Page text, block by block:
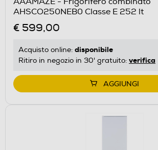
il
Calcolatore
di
energetico
Youreko.
AHSCO250NEB0 Classe E 252 lt
€ 599,00
Acquisto online: disponibile
Ritiro in negozio in 30' gratuito: verifica
AGGIUNGI